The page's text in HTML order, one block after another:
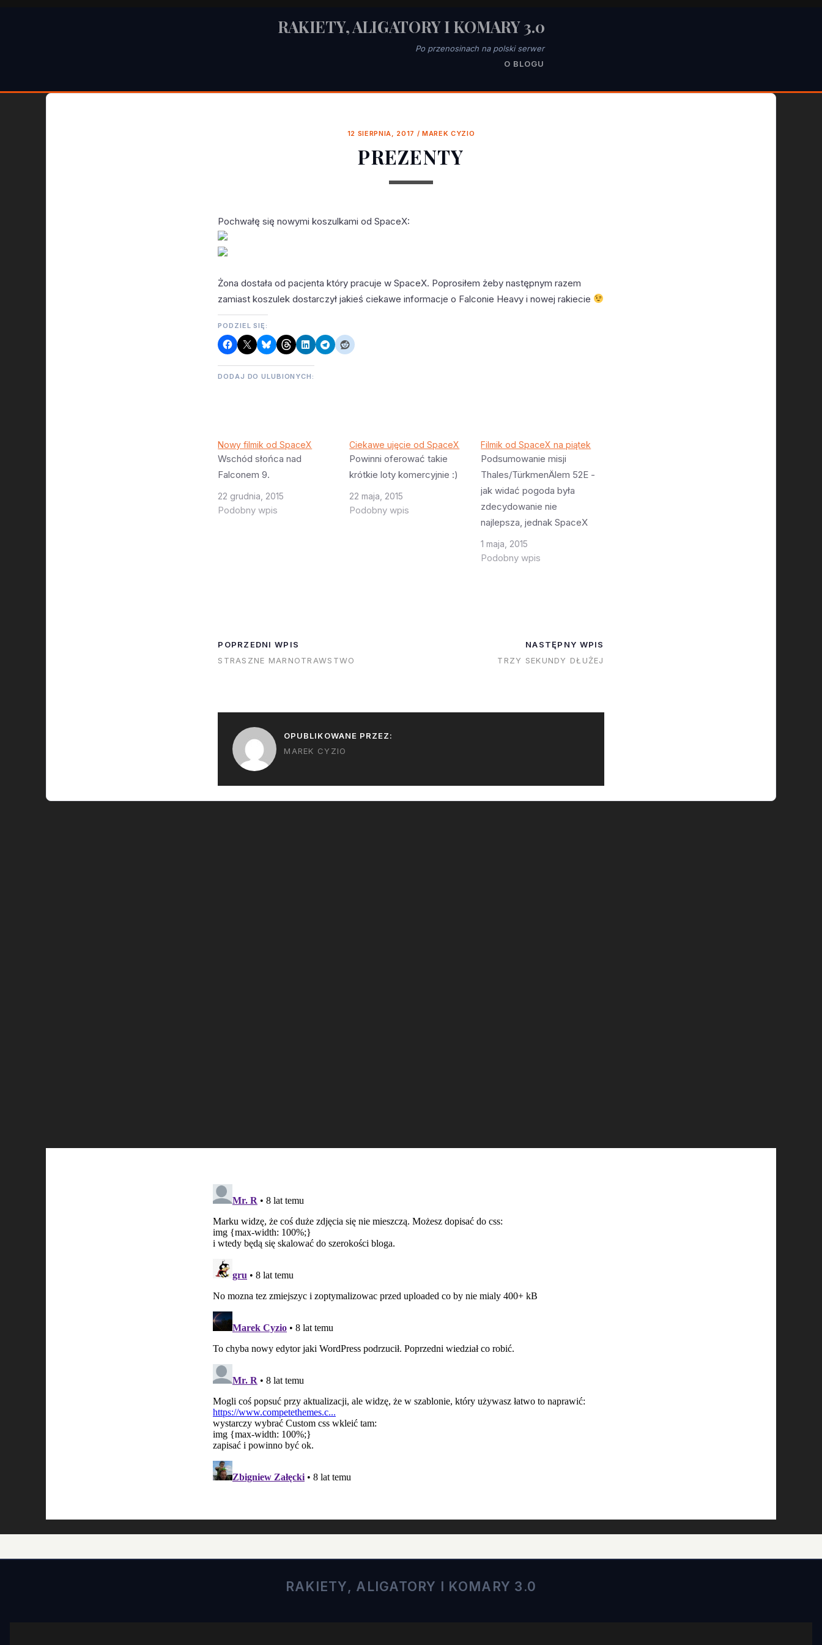
RAKIETY, ALIGATORY I KOMARY 3.0
Po przenosinach na polski serwer
O BLOGU
12 SIERPNIA, 2017 / MAREK CYZIO
PREZENTY
Pochwałę się nowymi koszulkami od SpaceX:
Żona dostała od pacjenta który pracuje w SpaceX. Poprosiłem żeby następnym razem
zamiast koszulek dostarczył jakieś ciekawe informacje o Falconie Heavy i nowej rakiecie
PODZIEL SIĘ:
DODAJ DO ULUBIONYCH:
Nowy filmik od SpaceX
Wschód słońca nad
Falconem 9.
22 grudnia, 2015
Podobny wpis
Ciekawe ujęcie od SpaceX
Powinni oferować takie
krótkie loty komercyjnie :)
22 maja, 2015
Podobny wpis
Filmik od SpaceX na piątek
Podsumowanie misji
Thales/TürkmenÄlem 52E -
jak widać pogoda była
zdecydowanie nie
najlepsza, jednak SpaceX
udało się wstrzelić w małą
dziurkę w chmurach.
1 maja, 2015
Podobny wpis
POPRZEDNI WPIS
STRASZNE MARNOTRAWSTWO
NASTĘPNY WPIS
TRZY SEKUNDY DŁUŻEJ
OPUBLIKOWANE PRZEZ:
MAREK CYZIO
RAKIETY, ALIGATORY I KOMARY 3.0